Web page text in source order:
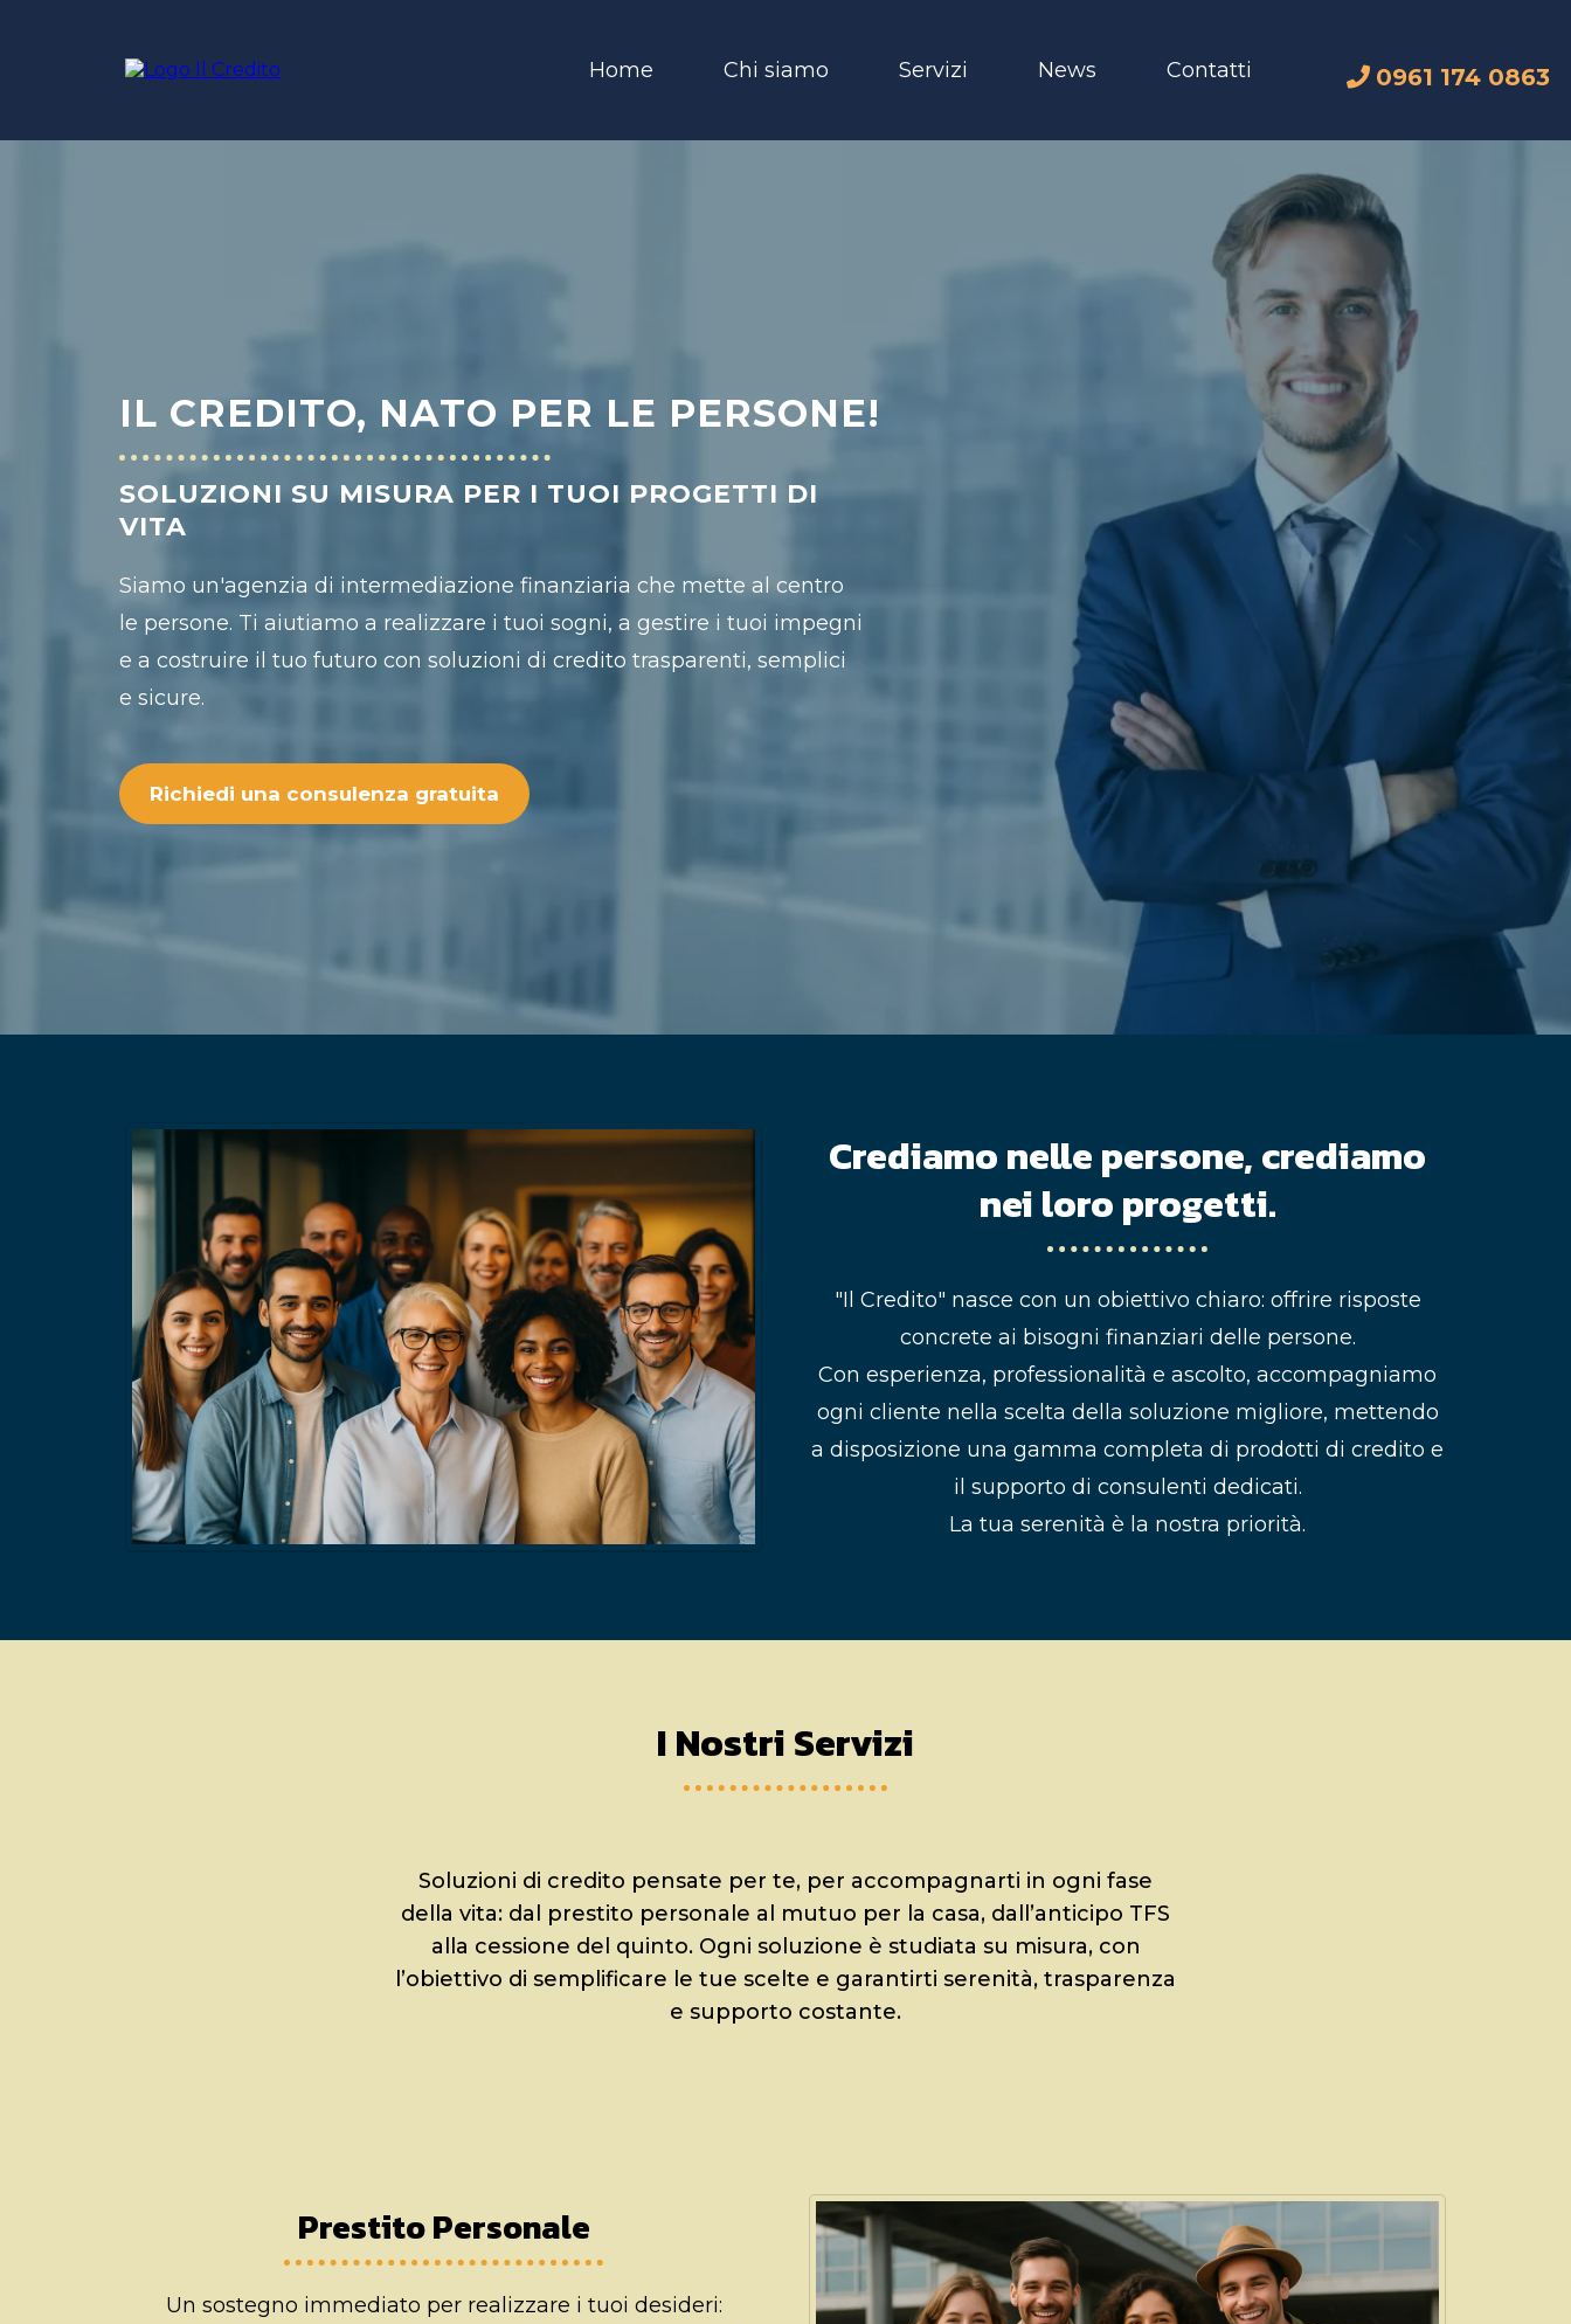
Home Chi siamo Servizi News Contatti 0961 174 0863
IL CREDITO, NATO PER LE PERSONE!
SOLUZIONI SU MISURA PER I TUOI PROGETTI DI
VITA
Siamo un'agenzia di intermediazione finanziaria che mette al centro
le persone. Ti aiutiamo a realizzare i tuoi sogni, a gestire i tuoi impegni
e a costruire il tuo futuro con soluzioni di credito trasparenti, semplici
e sicure.
Richiedi una consulenza gratuita
Crediamo nelle persone, crediamo
nei loro progetti.
"Il Credito" nasce con un obiettivo chiaro: offrire risposte
concrete ai bisogni finanziari delle persone.
Con esperienza, professionalità e ascolto, accompagniamo
ogni cliente nella scelta della soluzione migliore, mettendo
a disposizione una gamma completa di prodotti di credito e
il supporto di consulenti dedicati.
La tua serenità è la nostra priorità.
I Nostri Servizi
Soluzioni di credito pensate per te, per accompagnarti in ogni fase
della vita: dal prestito personale al mutuo per la casa, dall’anticipo TFS
alla cessione del quinto. Ogni soluzione è studiata su misura, con
l’obiettivo di semplificare le tue scelte e garantirti serenità, trasparenza
e supporto costante.
Prestito Personale
Un sostegno immediato per realizzare i tuoi desideri: